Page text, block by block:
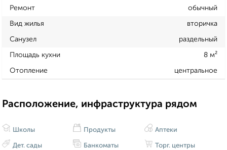
Ремонт обычный
Вид жилья вторичка
Санузел раздельный
Площадь кухни 8 м²
Отопление центральное
Расположение, инфраструктура рядом
Школы
Дет. сады
Продукты
Банкоматы
Аптеки
Торг. центры